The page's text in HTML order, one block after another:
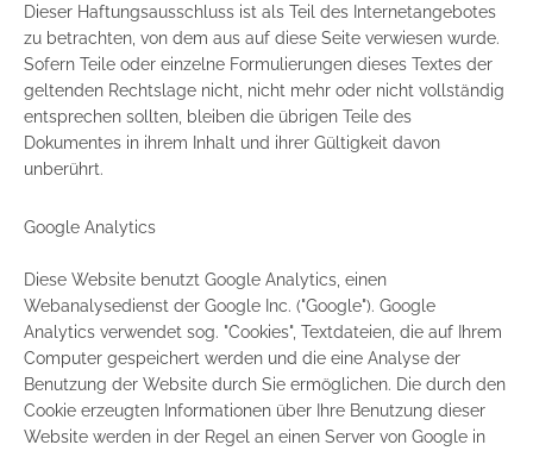
Dieser Haftungsausschluss ist als Teil des Internetangebotes
zu betrachten, von dem aus auf diese Seite verwiesen wurde.
Sofern Teile oder einzelne Formulierungen dieses Textes der
geltenden Rechtslage nicht, nicht mehr oder nicht vollständig
entsprechen sollten, bleiben die übrigen Teile des
Dokumentes in ihrem Inhalt und ihrer Gültigkeit davon
unberührt.
Google Analytics
Diese Website benutzt Google Analytics, einen
Webanalysedienst der Google Inc. ("Google"). Google
Analytics verwendet sog. "Cookies", Textdateien, die auf Ihrem
Computer gespeichert werden und die eine Analyse der
Benutzung der Website durch Sie ermöglichen. Die durch den
Cookie erzeugten Informationen über Ihre Benutzung dieser
Website werden in der Regel an einen Server von Google in